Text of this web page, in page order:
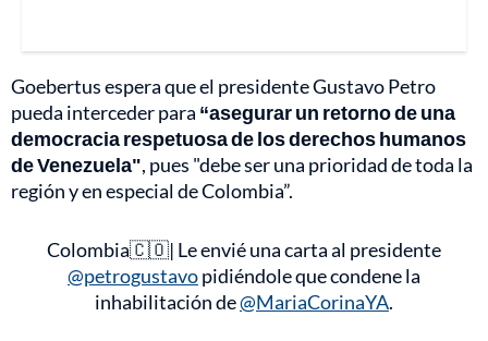
Goebertus espera que el presidente Gustavo Petro
pueda interceder para “asegurar un retorno de una
democracia respetuosa de los derechos humanos
de Venezuela", pues "debe ser una prioridad de toda la
región y en especial de Colombia”.
Colombia🇨🇴| Le envié una carta al presidente
@petrogustavopidiéndole que condene la
inhabilitación de@MariaCorinaYA.